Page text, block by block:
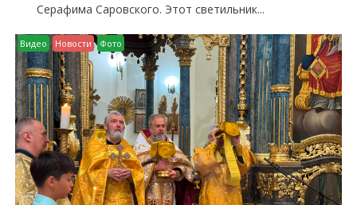
Серафима Саровского. Этот светильник...
Видео Новости Фото